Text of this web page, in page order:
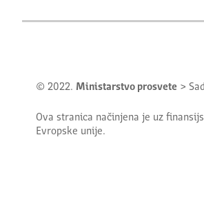
© 2022. Ministarstvo prosvete >
Ova stranica načinjena je uz
Evropske unije.